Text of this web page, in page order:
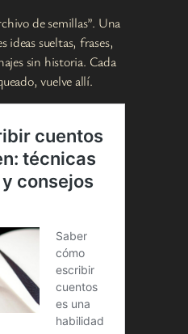
de semillas”. Una
ideas sueltas, frases,
sin historia. Cada
vuelve allí.